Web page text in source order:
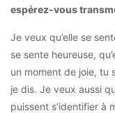
espérez-vous
Je veux qu’elle se
se sente heureuse,
un moment de joie, tu
je dis. Je veux aussi
puissent s’identifier à